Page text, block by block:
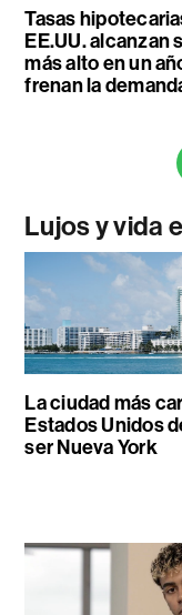
Tasas
EE.UU. alcanzan
más alto en un
frenan la
Lujos y vida
La ciudad más
Estados Unidos
ser Nueva York